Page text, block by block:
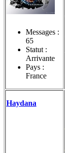
Messages :
65
Statut :
Arrivante
Pays :
France
Haydana